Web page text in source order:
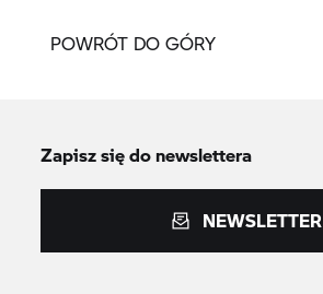
POWRÓT DO GÓRY
Zapisz się do newslettera
NEWSLETTER